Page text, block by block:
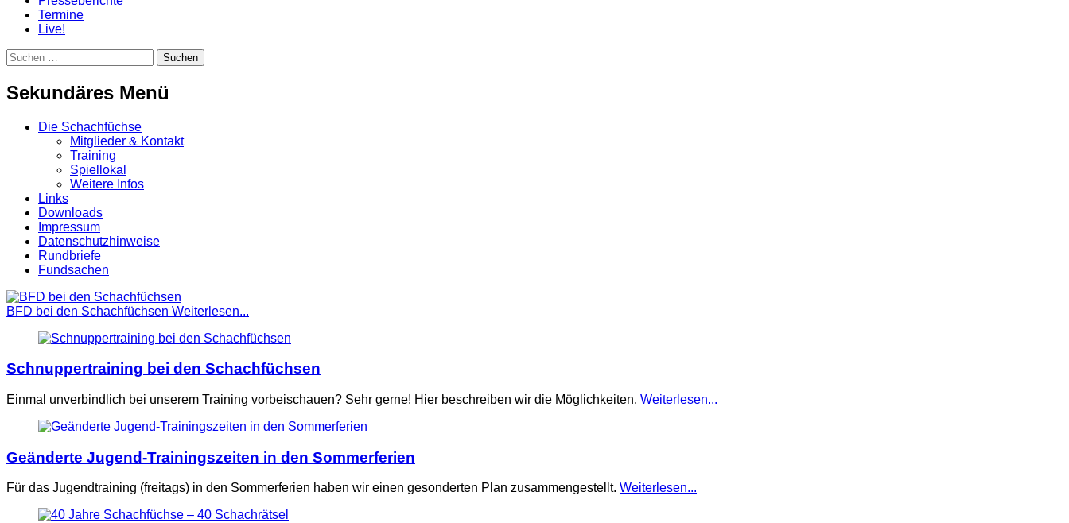
Termine
Live!
Suchen
Suchen
nach:
Sekundäres Menü
Zum
Die Schachfüchse
Mitglieder & Kontakt
Training
Spiellokal
Weitere Infos
Links
Downloads
Impressum
Datenschutzhinweise
Rundbriefe
Fundsachen
BFD bei den Schachfüchsen Weiterlesen...
Schnuppertraining bei den Schachfüchsen
Einmal unverbindlich bei unserem Training vorbeischauen? Sehr gerne! Hier beschreiben wir die Möglichkeiten. Weiterlesen...
Geänderte Jugend-Trainingszeiten in den Sommerferien
Für das Jugendtraining (freitags) in den Sommerferien haben wir einen gesonderten Plan zusammengestellt. Weiterlesen...